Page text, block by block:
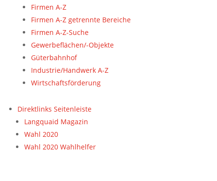
Firmen A-Z
Firmen A-Z getrennte Bereiche
Firmen A-Z-Suche
Gewerbeflächen/-Objekte
Güterbahnhof
Industrie/Handwerk A-Z
Wirtschaftsförderung
Direktlinks Seitenleiste
Langquaid Magazin
Wahl 2020
Wahl 2020 Wahlhelfer